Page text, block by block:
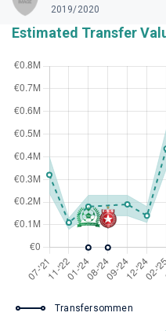
2019/2020
Estimated Transfer
Transfersommen